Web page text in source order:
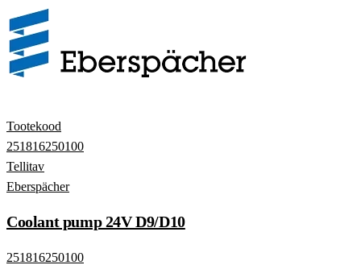
Tootekood
251816250100
Tellitav
Eberspächer
Coolant pump 24V D9/D10
251816250100